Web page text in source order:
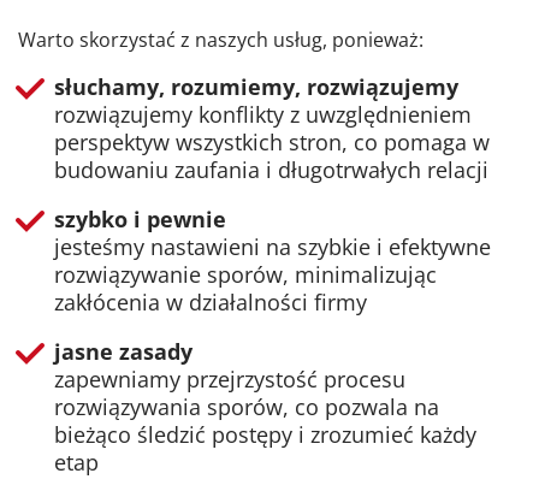
Warto skorzystać z naszych usług, ponieważ:
słuchamy, rozumiemy, rozwiązujemy
rozwiązujemy konflikty z uwzględnieniem
perspektyw wszystkich stron, co pomaga w
budowaniu zaufania i długotrwałych relacji
szybko i pewnie
jesteśmy nastawieni na szybkie i efektywne
rozwiązywanie sporów, minimalizując
zakłócenia w działalności firmy
jasne zasady
zapewniamy przejrzystość procesu
rozwiązywania sporów, co pozwala na
bieżąco śledzić postępy i zrozumieć każdy
etap